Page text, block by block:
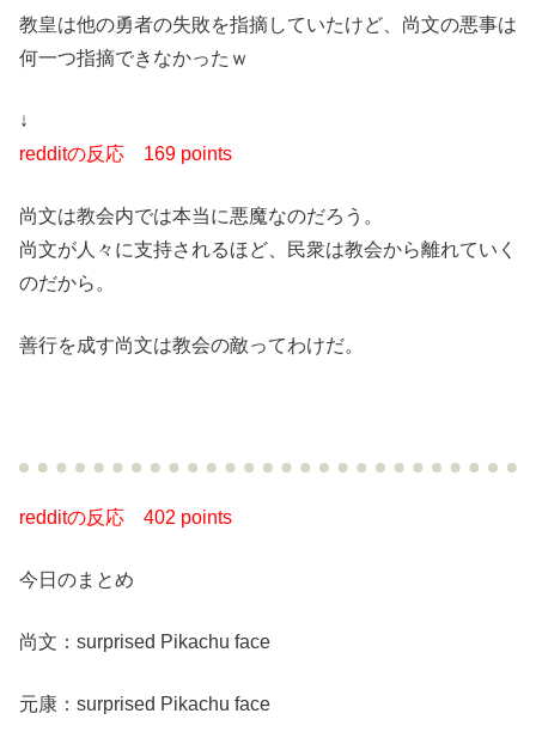
教皇は他の勇者の失敗を指摘していたけど、尚文の悪事は
何一つ指摘できなかったｗ
↓
redditの反応 169 points
尚文は教会内では本当に悪魔なのだろう。
尚文が人々に支持されるほど、民衆は教会から離れていく
のだから。
善行を成す尚文は教会の敵ってわけだ。
redditの反応 402 points
今日のまとめ
尚文：surprised Pikachu face
元康：surprised Pikachu face